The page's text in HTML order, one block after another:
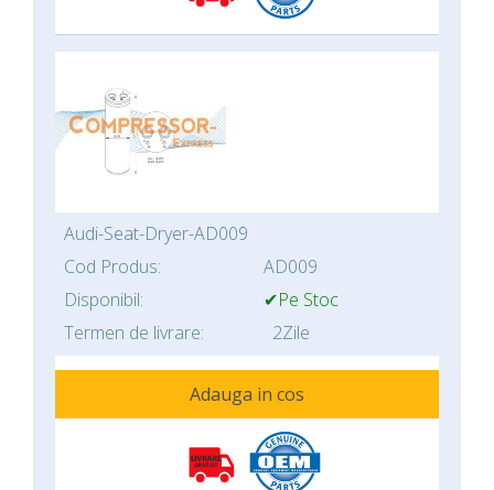
Audi-Seat-Dryer-AD009
Cod Produs:
AD009
Disponibil:
✔Pe Stoc
Termen de livrare:
2Zile
Adauga in cos